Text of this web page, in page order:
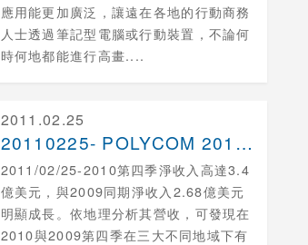
應用能更加廣泛，讓遠在各地的行動商務
人士透過筆記型電腦或行動裝置，不論何
時何地都能進行高畫....
2011.02.25
20110225- POLYCOM 2010第四季....
2011/02/25-2010第四季淨收入高達3.4
億美元，與2009同期淨收入2.68億美元
明顯成長。依地理分析其營收，可發現在
2010與2009第四季在三大不同地域下有